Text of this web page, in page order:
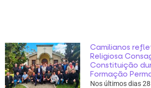
Camilianos
Religiosa
Constituição
Formação
Nos últimos dias